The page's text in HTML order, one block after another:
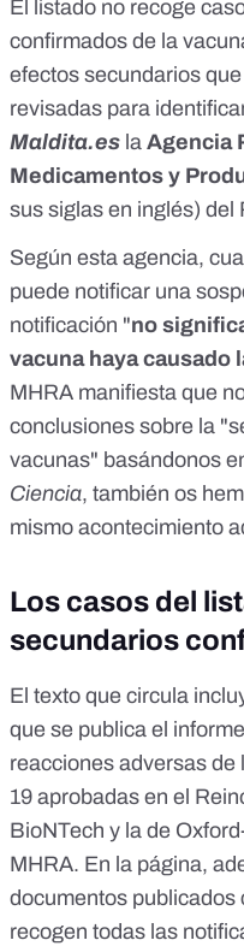
El listado no recoge
confirmados de la
efectos secundarios
revisadas para
Maldita.es la Agencia
Medicamentos y
sus siglas en inglés) del
Según esta agencia,
puede notificar una
notificación "no
vacuna haya causado
MHRA manifiesta que
conclusiones sobre la
vacunas" basándonos
Ciencia, también os
mismo acontecimiento
Los casos del
secundarios
El texto que circula
que se publica el
reacciones adversas
19 aprobadas en el
BioNTech y la de
MHRA. En la página,
documentos publicados
recogen todas las